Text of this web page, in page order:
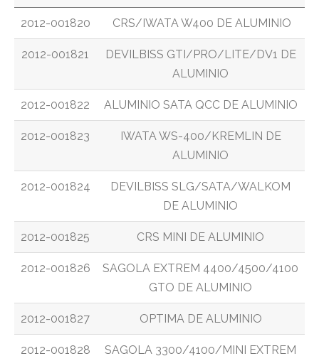
2012-001820 CRS/IWATA W400 DE ALUMINIO
2012-001821
DEVILBISS GTI/PRO/LITE/DV1 DE
ALUMINIO
2012-001822 ALUMINIO SATA QCC DE ALUMINIO
2012-001823
IWATA WS-400/KREMLIN DE
ALUMINIO
2012-001824
DEVILBISS SLG/SATA/WALKOM
DE ALUMINIO
2012-001825 CRS MINI DE ALUMINIO
2012-001826
SAGOLA EXTREM 4400/4500/4100
GTO DE ALUMINIO
2012-001827 OPTIMA DE ALUMINIO
2012-001828 SAGOLA 3300/4100/MINI EXTREM